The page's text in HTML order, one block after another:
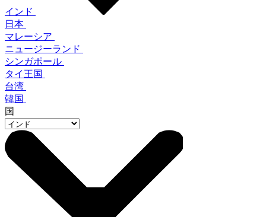
インド
日本
マレーシア
ニュージーランド
シンガポール
タイ王国
台湾
韓国
国